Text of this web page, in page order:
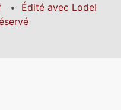
Édité avec Lodel